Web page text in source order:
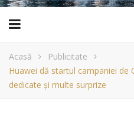
Acasă
Publicitate
Huawei dă startul campaniei de
dedicate și multe surprize